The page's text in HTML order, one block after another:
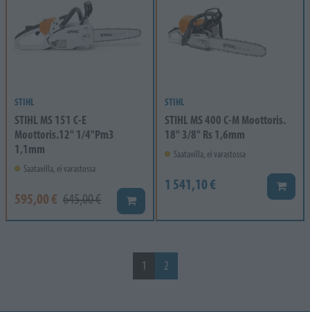
STIHL
STIHL MS 151 C-E
Moottoris.12" 1/4"Pm3
1,1mm
Saatavilla, ei varastossa
595,00 € 645,00 € Lisää koriin
STIHL
STIHL MS 400 C-M Moottoris.
18" 3/8" Rs 1,6mm
Saatavilla, ei varastossa
1 541,10 € Lisää
1 2